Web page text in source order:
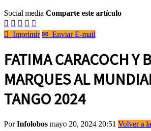
Social media Comparte este artículo
    
 Imprimir ✉ Enviar E-mail
FATIMA CARACOCH Y
MARQUES AL
TANGO 2024
PorInfolobos mayo 20, 2024 20:51 Volver a